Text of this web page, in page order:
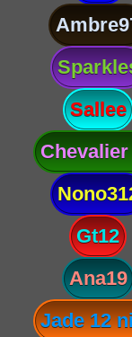
Sallee
Chevalier
Gt12
Ana19
Jade 12